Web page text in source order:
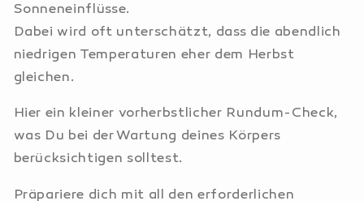
Sonneneinflüsse.
Dabei wird oft unterschätzt, dass die abendlich
niedrigen Temperaturen eher dem Herbst
gleichen.
Hier ein kleiner vorherbstlicher Rundum-Check,
was Du bei der Wartung deines Körpers
berücksichtigen solltest.
Präpariere dich mit all den erforderlichen